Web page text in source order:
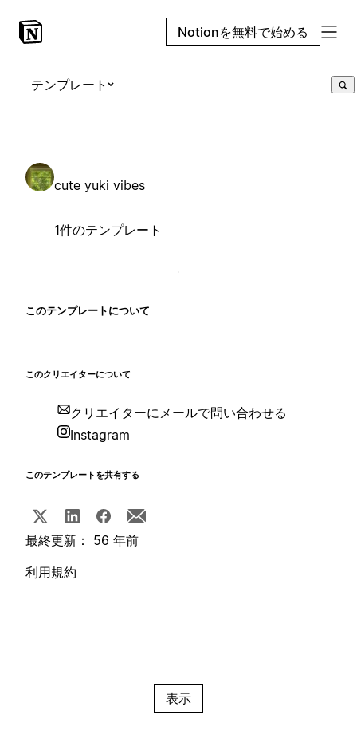
Notionを無料で始める
テンプレート
cute yuki vibes
1件のテンプレート
このテンプレートについて
このクリエイターについて
クリエイターにメールで問い合わせる
Instagram
このテンプレートを共有する
最終更新： 56 年前
利用規約
表示